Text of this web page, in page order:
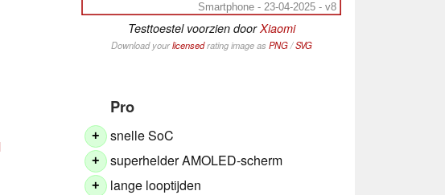
Smartphone - 23-04-2025 - v8
Testtoestel voorzien doorXiaomi
Download yourlicensedrating image as PNG/SVG
Pro
+ snelle SoC
+ superhelder AMOLED-scherm
+ lange looptijden